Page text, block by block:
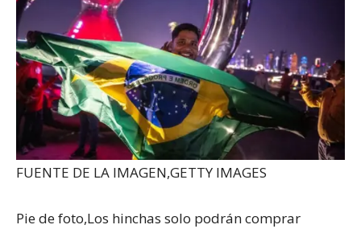
FUENTE DE LA IMAGEN,GETTY IMAGES
Pie de foto,Los hinchas solo podrán comprar